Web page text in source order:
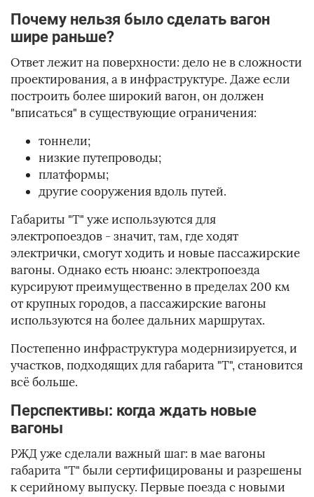
Почему нельзя было сделать вагон
шире раньше?
Ответ лежит на поверхности: дело не в сложности
проектирования, а в инфраструктуре. Даже если
построить более широкий вагон, он должен
"вписаться" в существующие ограничения:
тоннели;
низкие путепроводы;
платформы;
другие сооружения вдоль путей.
Габариты "Т" уже используются для
электропоездов - значит, там, где ходят
электрички, смогут ходить и новые пассажирские
вагоны. Однако есть нюанс: электропоезда
курсируют преимущественно в пределах 200 км
от крупных городов, а пассажирские вагоны
используются на более дальних маршрутах.
Постепенно инфраструктура модернизируется, и
участков, подходящих для габарита "Т", становится
всё больше.
Перспективы: когда ждать новые
вагоны
РЖД уже сделали важный шаг: в мае вагоны
габарита "Т" были сертифицированы и разрешены
к серийному выпуску. Первые поезда с новыми